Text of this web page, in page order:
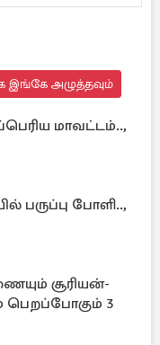
இங்கே அழுத்தவும்
மாவட்டம்..,
பருப்பு போளி..,
சூரியன்-
பெறப்போகும் 3